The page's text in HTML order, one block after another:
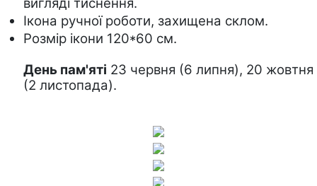
Ікона ручної роботи, захищена склом.
Розмір ікони 120*60 см.
День пам'яті 23 червня (6 липня), 20 жовтня
(2 листопада).